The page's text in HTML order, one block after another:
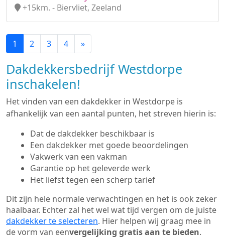
+15km. - Biervliet, Zeeland
1 2 3 4 »
Dakdekkersbedrijf Westdorpe
inschakelen!
Het vinden van een dakdekker in Westdorpe is
afhankelijk van een aantal punten, het streven hierin is:
Dat de dakdekker beschikbaar is
Een dakdekker met goede beoordelingen
Vakwerk van een vakman
Garantie op het geleverde werk
Het liefst tegen een scherp tarief
Dit zijn hele normale verwachtingen en het is ook zeker
haalbaar. Echter zal het wel wat tijd vergen om de juiste
dakdekker te selecteren. Hier helpen wij graag mee in
de vorm van eenvergelijking gratis aan te bieden.